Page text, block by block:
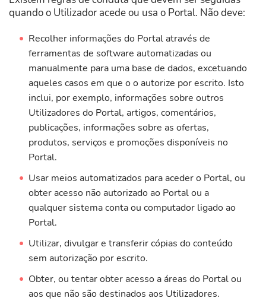
quando o Utilizador acede ou usa o Portal. Não deve:
Recolher informações do Portal através de
ferramentas de software automatizadas ou
manualmente para uma base de dados, excetuando
aqueles casos em que o o autorize por escrito. Isto
inclui, por exemplo, informações sobre outros
Utilizadores do Portal, artigos, comentários,
publicações, informações sobre as ofertas,
produtos, serviços e promoções disponíveis no
Portal.
Usar meios automatizados para aceder o Portal, ou
obter acesso não autorizado ao Portal ou a
qualquer sistema conta ou computador ligado ao
Portal.
Utilizar, divulgar e transferir cópias do conteúdo
sem autorização por escrito.
Obter, ou tentar obter acesso a áreas do Portal ou
aos que não são destinados aos Utilizadores.